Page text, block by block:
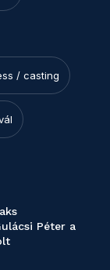
/ casting
Péter a